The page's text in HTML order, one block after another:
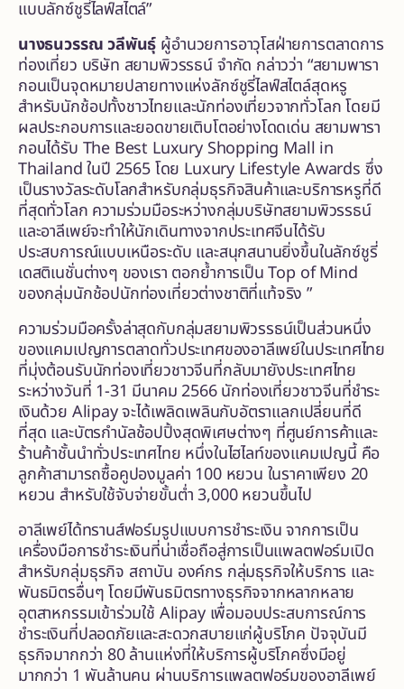
แบบลักซ์ชูรี่ไลฟ์สไตล์”
นางธนวรรณ วลีพันธุ์ ผู้อำนวยการอาวุโสฝ่ายการตลาดการ
ท่องเที่ยว บริษัท สยามพิวรรธน์ จำกัด กล่าวว่า “สยามพารา
กอนเป็นจุดหมายปลายทางแห่งลักซ์ชูรี่ไลฟ์สไตล์สุดหรู
สำหรับนักช้อปทั้งชาวไทยและนักท่องเที่ยวจากทั่วโลก โดยมี
ผลประกอบการและยอดขายเติบโตอย่างโดดเด่น สยามพารา
กอนได้รับ The Best Luxury Shopping Mall in
Thailand ในปี 2565 โดย Luxury Lifestyle Awards ซึ่ง
เป็นรางวัลระดับโลกสำหรับกลุ่มธุรกิจสินค้าและบริการหรูที่ดี
ที่สุดทั่วโลก ความร่วมมือระหว่างกลุ่มบริษัทสยามพิวรรธน์
และอาลีเพย์จะทำให้นักเดินทางจากประเทศจีนได้รับ
ประสบการณ์แบบเหนือระดับ และสนุกสนานยิ่งขึ้นในลักซ์ชูรี่
เดสติเนชั่นต่างๆ ของเรา ตอกย้ำการเป็น Top of Mind
ของกลุ่มนักช้อปนักท่องเที่ยวต่างชาติที่แท้จริง ”
ความร่วมมือครั้งล่าสุดกับกลุ่มสยามพิวรรธน์เป็นส่วนหนึ่ง
ของแคมเปญการตลาดทั่วประเทศของอาลีเพย์ในประเทศไทย
ที่มุ่งต้อนรับนักท่องเที่ยวชาวจีนที่กลับมายังประเทศไทย
ระหว่างวันที่ 1-31 มีนาคม 2566 นักท่องเที่ยวชาวจีนที่ชำระ
เงินด้วย Alipay จะได้เพลิดเพลินกับอัตราแลกเปลี่ยนที่ดี
ที่สุด และบัตรกำนัลช้อปปิ้งสุดพิเศษต่างๆ ที่ศูนย์การค้าและ
ร้านค้าชั้นนำทั่วประเทศไทย หนึ่งในไฮไลท์ของแคมเปญนี้ คือ
ลูกค้าสามารถซื้อคูปองมูลค่า 100 หยวน ในราคาเพียง 20
หยวน สำหรับใช้จับจ่ายขั้นต่ำ 3,000 หยวนขึ้นไป
อาลีเพย์ได้ทรานส์ฟอร์มรูปแบบการชำระเงิน จากการเป็น
เครื่องมือการชำระเงินที่น่าเชื่อถือสู่การเป็นแพลตฟอร์มเปิด
สำหรับกลุ่มธุรกิจ สถาบัน องค์กร กลุ่มธุรกิจให้บริการ และ
พันธมิตรอื่นๆ โดยมีพันธมิตรทางธุรกิจจากหลากหลาย
อุตสาหกรรมเข้าร่วมใช้ Alipay เพื่อมอบประสบการณ์การ
ชำระเงินที่ปลอดภัยและสะดวกสบายแก่ผู้บริโภค ปัจจุบันมี
ธุรกิจมากกว่า 80 ล้านแห่งที่ให้บริการผู้บริโภคซึ่งมีอยู่
มากกว่า 1 พันล้านคน ผ่านบริการแพลตฟอร์มของอาลีเพย์